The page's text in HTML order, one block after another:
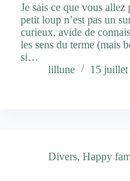
Je sais ce que vous
petit loup n’est pas un
curieux, avide de
les sens du terme (mais
si…
lillune
15 juillet
Divers, Happy